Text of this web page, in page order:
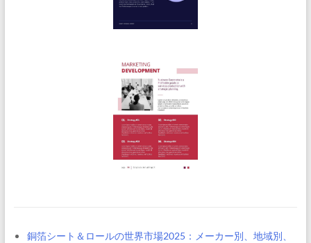
銅箔シート＆ロールの世界市場2025：メーカー別、地域別、